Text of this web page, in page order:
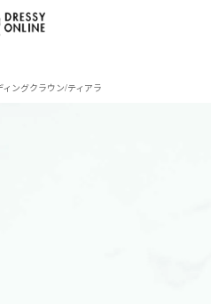
ングクラウン/ティアラ